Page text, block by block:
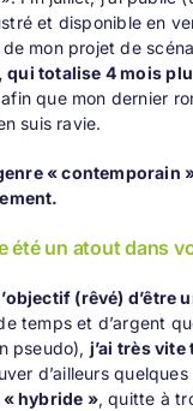
et disponible en
de mon projet de
, qui totalise 4 mois
que mon dernier
suis ravie.
« contemporain
été un atout dans
(rêvé) d’être
temps et d’argent
pseudo), j’ai très
d’ailleurs
hybride », quitte à